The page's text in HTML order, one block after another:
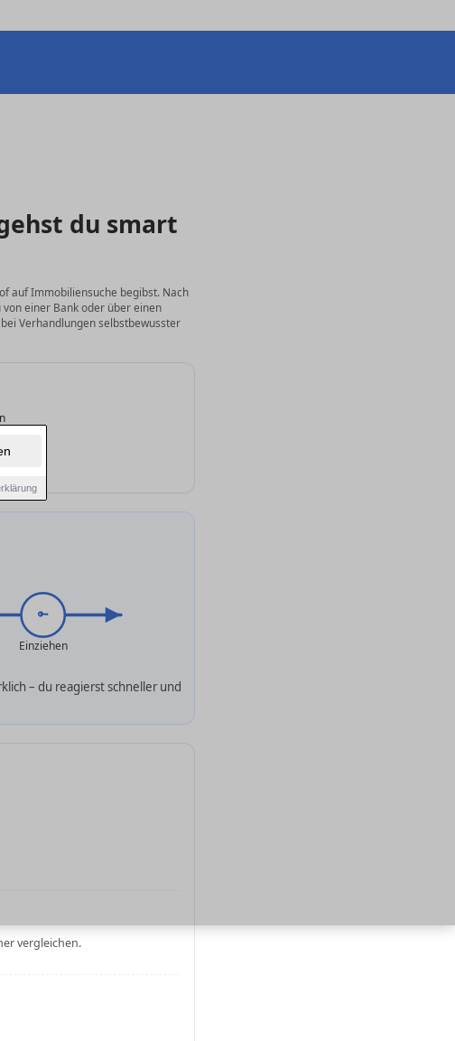
du smart
auf Immobiliensuche begibst. Nach
von einer Bank oder über einen
Verhandlungen selbstbewusster
🔑
Einziehen
– du reagierst schneller und
vergleichen.